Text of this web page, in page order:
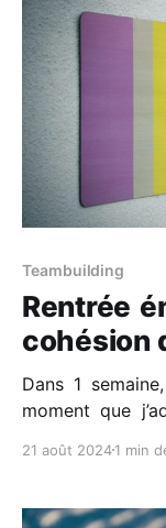
Teambuilding
Rentrée
cohésion
Dans 1 semaine,
moment que
moment parfait
projets. Alors,
21 août 20241 min